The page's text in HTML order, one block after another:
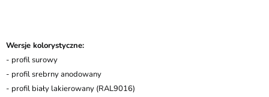
Wersje kolorystyczne:
- profil surowy
- profil srebrny anodowany
- profil biały lakierowany (RAL9016)